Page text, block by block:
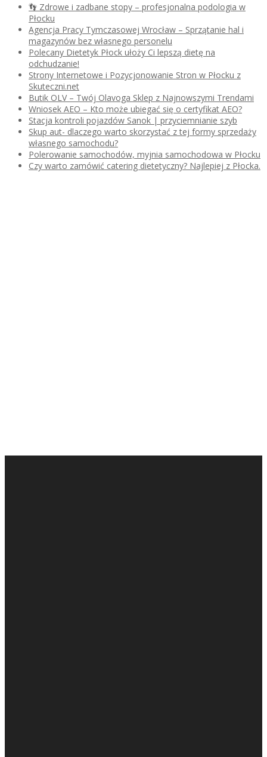
👣 Zdrowe i zadbane stopy – profesjonalna podologia w
Płocku
Agencja Pracy Tymczasowej Wrocław – Sprzątanie hal i
magazynów bez własnego personelu
Polecany Dietetyk Płock ułoży Ci lepszą dietę na
odchudzanie!
Strony Internetowe i Pozycjonowanie Stron w Płocku z
Skuteczni.net
Butik OLV – Twój Olavoga Sklep z Najnowszymi Trendami
Wniosek AEO – Kto może ubiegać się o certyfikat AEO?
Stacja kontroli pojazdów Sanok | przyciemnianie szyb
Skup aut- dlaczego warto skorzystać z tej formy sprzedaży
własnego samochodu?
Polerowanie samochodów, myjnia samochodowa w Płocku
Czy warto zamówić catering dietetyczny? Najlepiej z Płocka.